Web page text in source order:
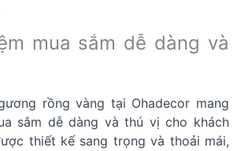
mua sắm dễ dàng và
rồng vàng tại Ohadecor mang
sắm dễ dàng và thú vị cho khách
thiết kế sang trọng và thoải mái,